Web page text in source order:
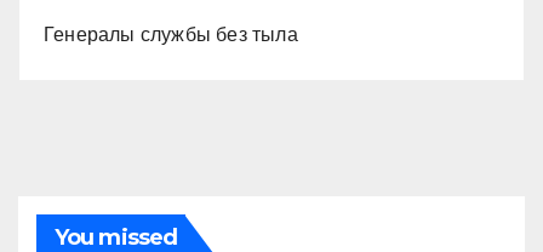
Генералы службы без тыла
You missed